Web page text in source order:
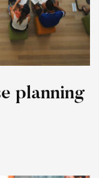
planning